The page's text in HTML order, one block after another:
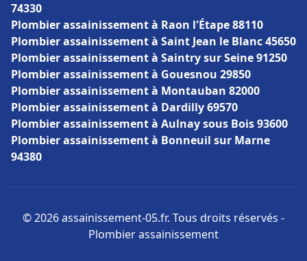
74330
Plombier assainissement à Raon l'Étape 88110
Plombier assainissement à Saint Jean le Blanc 45650
Plombier assainissement à Saintry sur Seine 91250
Plombier assainissement à Gouesnou 29850
Plombier assainissement à Montauban 82000
Plombier assainissement à Dardilly 69570
Plombier assainissement à Aulnay sous Bois 93600
Plombier assainissement à Bonneuil sur Marne
94380
© 2026 assainissement-05.fr. Tous droits réservés -
Plombier assainissement